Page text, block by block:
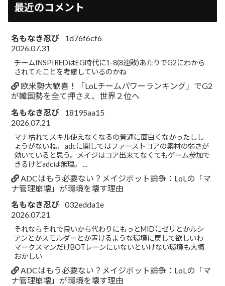
最近のコメント
名もなき忍び
1d76f6cf6
2026.07.31
チームINSPIREDはEG時代に1-8(8連敗)あたりでG2にわから
されてたことを考慮しているのかね
欧米勢大歓喜！「LoLチームパワーランキング」でG2
が韓国勢を全て押さえ、世界２位へ
名もなき忍び
18195aa15
2026.07.21
マナ枯れてスキル使えなくなるの普通に面白くなかったしし
ょうがないね。 adcに関してはファーストコアの素材の弱さが
効いていると思う。メイジはコア出来てなくてもゲーム参加で
きるけどadcは無理。 ...
ADCはもう必要ない？メイジボット論争：LoLの「マ
ナ管理崩壊」が環境を壊す理由
名もなき忍び 032edda1e
2026.07.21
それならそれで良いから代わりにもっとMIDにゼリとかルシ
アンとかスモルダーとか置けるような環境に戻して欲しいわ
マークスマンだけBOTレーンにいないといけない環境も大概
おかしい
ADCはもう必要ない？メイジボット論争：LoLの「マ
ナ管理崩壊」が環境を壊す理由